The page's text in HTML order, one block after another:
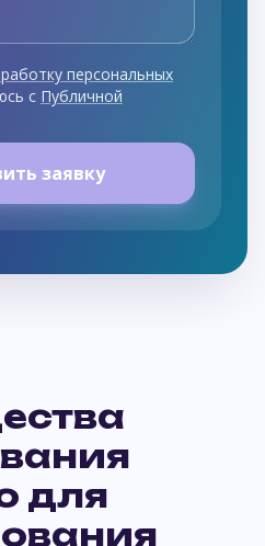
персональных
с Публичной
заявку
для